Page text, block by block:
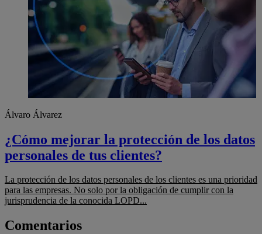
Álvaro Álvarez
¿Cómo mejorar la protección de los datos
personales de tus clientes?
La protección de los datos personales de los clientes es una prioridad
para las empresas. No solo por la obligación de cumplir con la
jurisprudencia de la conocida LOPD...
Comentarios